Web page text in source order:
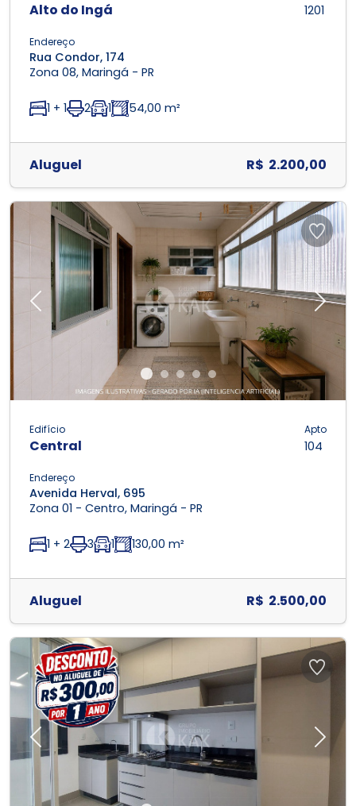
Alto do Ingá 1201
Endereço
Rua Condor, 174
Zona 08, Maringá - PR
1 + 1 2 1 54,00 m²
Aluguel R$ 2.200,00
Previous Next
Edifício
Central
Apto
104
Endereço
Avenida Herval, 695
Zona 01 - Centro, Maringá - PR
1 + 2 3 1 130,00 m²
Aluguel R$ 2.500,00
Previous Next